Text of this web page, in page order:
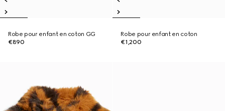
Robe pour enfant en coton GG
€890
Robe pour enfant en coton
€1,200